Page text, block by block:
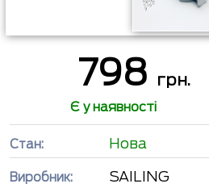
798 грн.
Є у наявності
Стан: Нова
Виробник: SAILING